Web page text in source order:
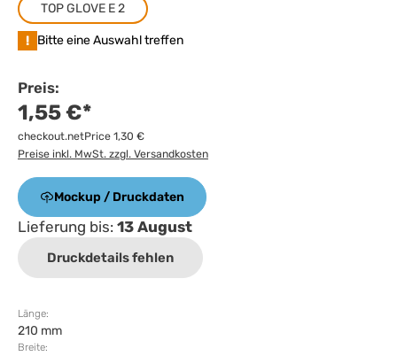
TOP GLOVE E 2
! Bitte eine Auswahl treffen
Preis:
1,55 €*
checkout.netPrice 1,30 €
Preise inkl. MwSt. zzgl. Versandkosten
Mockup / Druckdaten
Lieferung bis: 13 August
Druckdetails fehlen
Länge:
210 mm
Breite: